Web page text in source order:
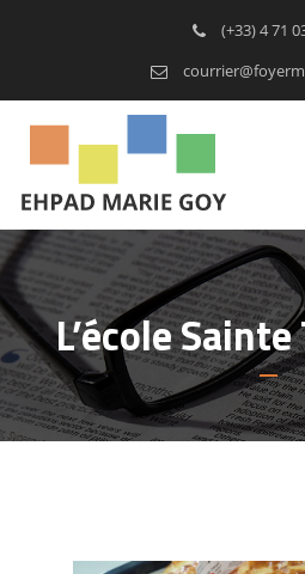
(+33) 4 71
L’école